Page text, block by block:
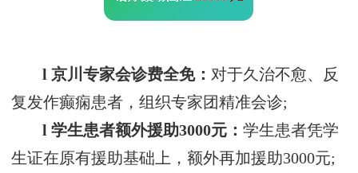
l 京川专家会诊费全免：对于久治不愈、反
复发作癫痫患者，组织专家团精准会诊;
l 学生患者额外援助3000元：学生患者凭学
生证在原有援助基础上，额外再加援助3000元;